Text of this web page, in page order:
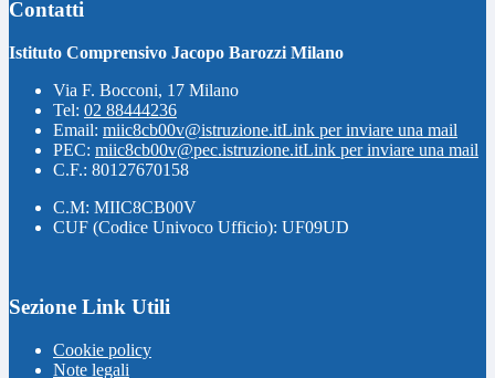
Contatti
Istituto Comprensivo Jacopo Barozzi Milano
Via F. Bocconi, 17 Milano
Tel: 02 88444236
Email: miic8cb00v@istruzione.itLink per inviare una mail
PEC: miic8cb00v@pec.istruzione.itLink per inviare una mail
C.F.: 80127670158
C.M: MIIC8CB00V
CUF (Codice Univoco Ufficio): UF09UD
Sezione Link Utili
Cookie policy
Note legali